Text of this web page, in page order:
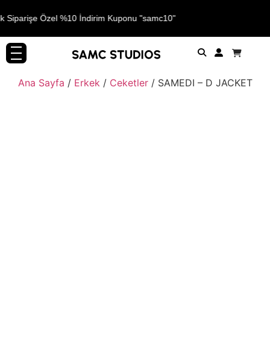
Siparişe Özel %10 İndirim Kuponu "samc10"
Ana Sayfa / Erkek/ Ceketler/ SAMEDI – D JACKET